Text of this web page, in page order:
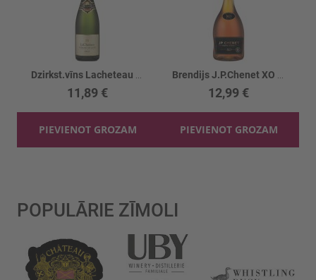
11,89 €
PIEVIENOT GROZAM
12,99 €
PIEVIENOT GROZAM
POPULĀRIE ZĪMOLI